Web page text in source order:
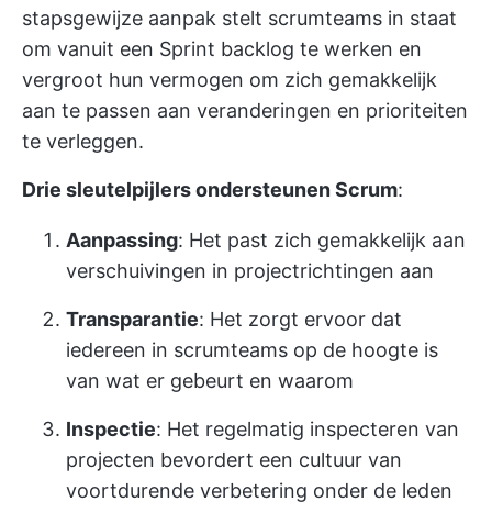
stapsgewijze aanpak stelt scrumteams in staat
om vanuit een Sprint backlog te werken en
vergroot hun vermogen om zich gemakkelijk
aan te passen aan veranderingen en prioriteiten
te verleggen.
Drie sleutelpijlers ondersteunen Scrum:
Aanpassing: Het past zich gemakkelijk aan
verschuivingen in projectrichtingen aan
Transparantie: Het zorgt ervoor dat
iedereen in scrumteams op de hoogte is
van wat er gebeurt en waarom
Inspectie: Het regelmatig inspecteren van
projecten bevordert een cultuur van
voortdurende verbetering onder de leden